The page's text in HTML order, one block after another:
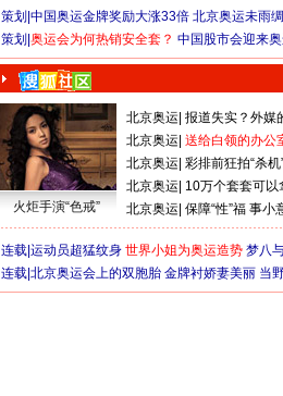
策划| 中国奥运金牌奖励大涨33倍 北京奥运未雨
策划| 奥运会为何热销安全套？ 中国股市会迎来
火炬手演“色戒”
北京奥运 报道失实？外媒
北京奥运 送给白领的办公
北京奥运 彩排前狂拍“杀机
北京奥运 10万个套套可以
北京奥运 保障“性”福 事小
连载| 运动员超猛纹身 世界小姐为奥运造势 梦八
连载| 北京奥运会上的双胞胎 金牌衬娇妻美丽 当